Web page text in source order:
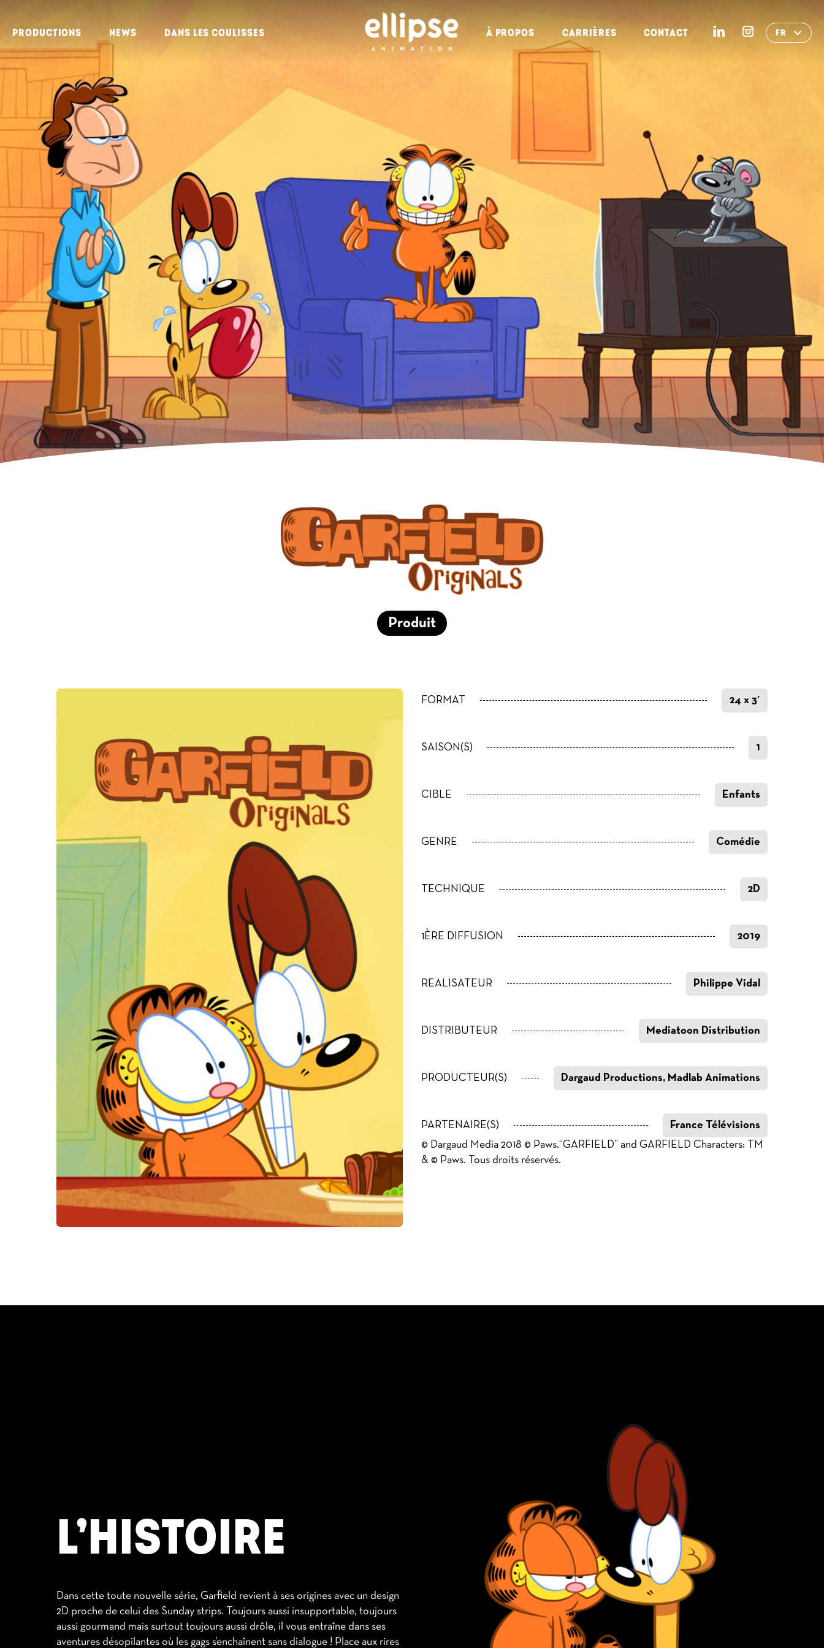
PRODUCTIONS NEWS DANS LES COULISSES À PROPOS CARRIÈRES CONTACT FR
Produit
FORMAT 24 x 3′
SAISON(S) 1
CIBLE Enfants
GENRE Comédie
TECHNIQUE 2D
1ÈRE DIFFUSION 2019
REALISATEUR Philippe Vidal
DISTRIBUTEUR Mediatoon Distribution
PRODUCTEUR(S) Dargaud Productions, Madlab Animations
PARTENAIRE(S)
France Télévisions
© Dargaud Media 2018 © Paws.“GARFIELD” and GARFIELD Characters: TM
& © Paws. Tous droits réservés.
L’HISTOIRE
Dans cette toute nouvelle série, Garfield revient à ses origines avec un design
2D proche de celui des Sunday strips. Toujours aussi insupportable, toujours
aussi gourmand mais surtout toujours aussi drôle, il vous entraîne dans ses
aventures désopilantes où les gags s’enchaînent sans dialogue ! Place aux rires